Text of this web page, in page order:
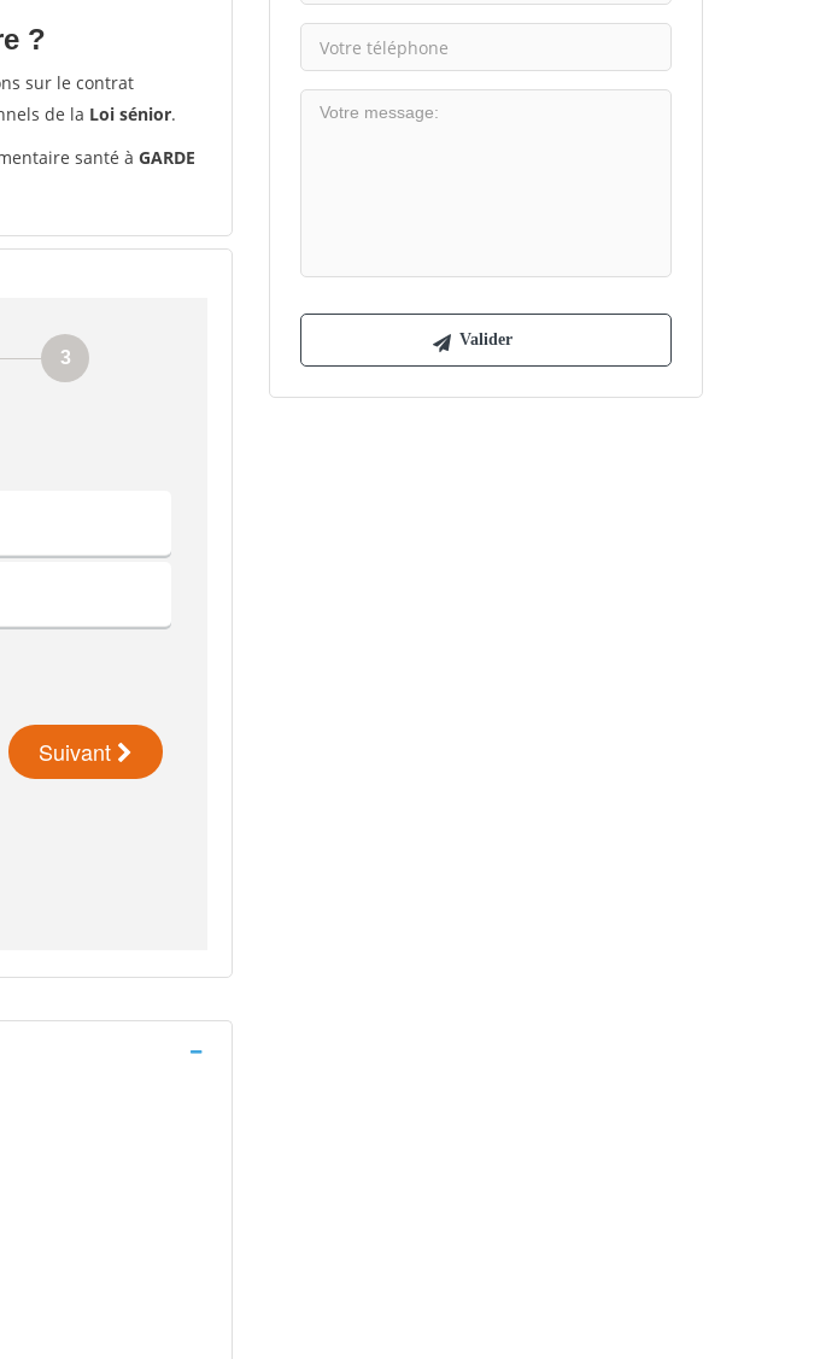
?
sur le contrat
de la Loi sénior.
santé à GARDE